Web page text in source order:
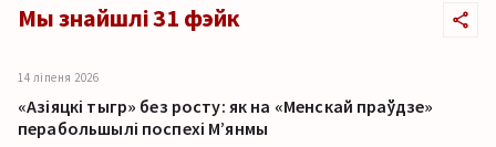
Мы знайшлі 31 фэйк
14 ліпеня 2026
«Азіяцкі тыгр» без росту: як на «Менскай праўдзе»
перабольшылі поспехі М’янмы